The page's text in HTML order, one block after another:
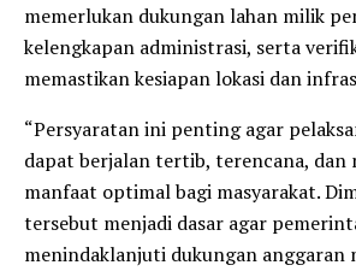
memerlukan dukungan lahan milik
kelengkapan administrasi, serta
memastikan kesiapan lokasi dan
“Persyaratan ini penting agar
dapat berjalan tertib, terencana, dan
manfaat optimal bagi masyarakat.
tersebut menjadi dasar agar
menindaklanjuti dukungan anggaran